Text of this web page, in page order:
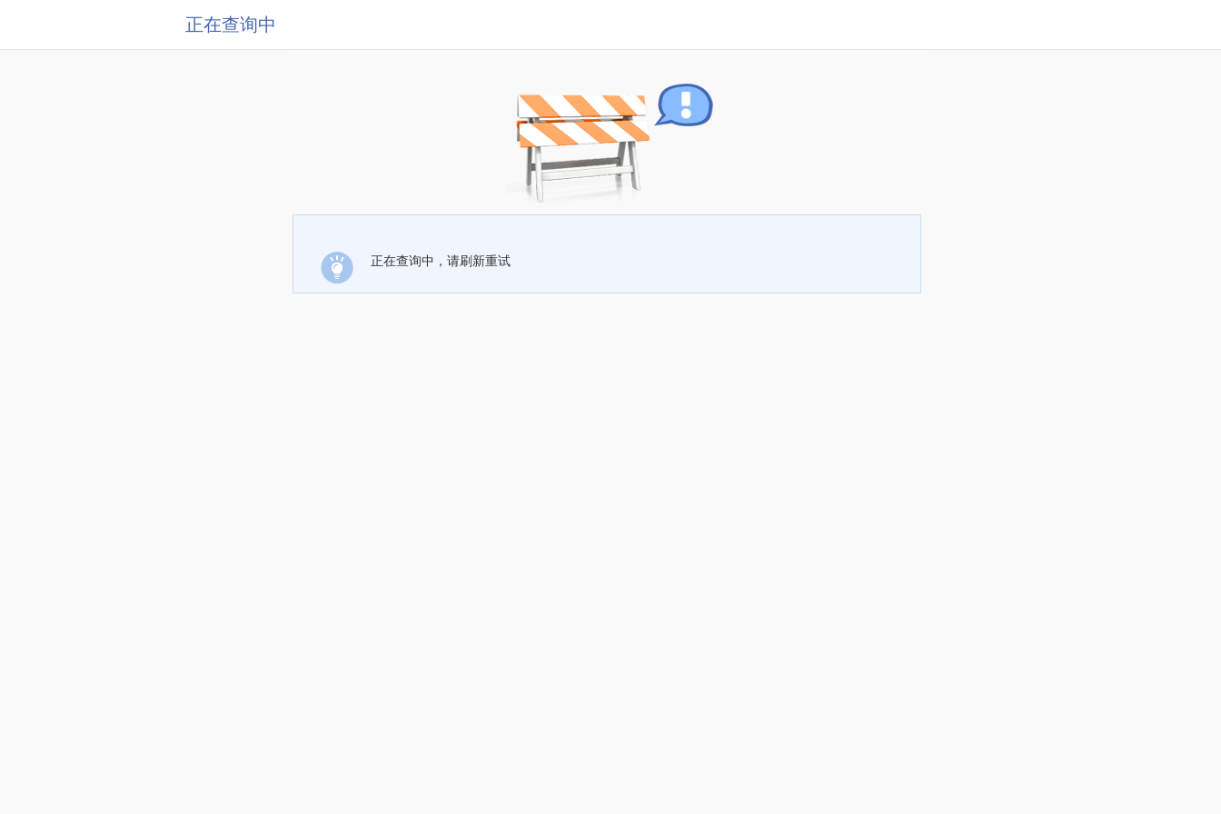
正在查询中
正在查询中，请刷新重试